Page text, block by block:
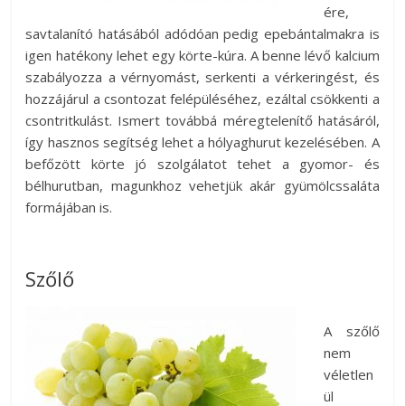
ére,
savtalanító hatásából adódóan pedig epebántalmakra is
igen hatékony lehet egy körte-kúra. A benne lévő kalcium
szabályozza a vérnyomást, serkenti a vérkeringést, és
hozzájárul a csontozat felépüléséhez, ezáltal csökkenti a
csontritkulást. Ismert továbbá méregtelenítő hatásáról,
így hasznos segítség lehet a hólyaghurut kezelésében. A
befőzött körte jó szolgálatot tehet a gyomor- és
bélhurutban, magunkhoz vehetjük akár gyümölcssaláta
formájában is.
Szőlő
A szőlő
nem
véletlen
ül